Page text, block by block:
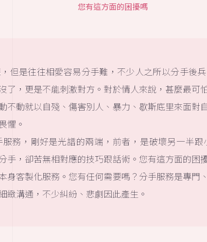
您有這方面的困擾嗎
但是往往相愛容易分手難，不少人之所以分手後
了，更是不能刺激對方。對於情人來說，甚麼最可
不動就以自殘、傷害別人、暴力、歇斯底里來面對
懼。
務，剛好是光譜的兩端，前者，是破壞另一半
手，卻苦無相對應的技巧跟話術。您有這方面的困
身客製化服務。您有任何需要嗎？分手服務是專門
緻溝通，不少糾紛、悲劇因此產生。